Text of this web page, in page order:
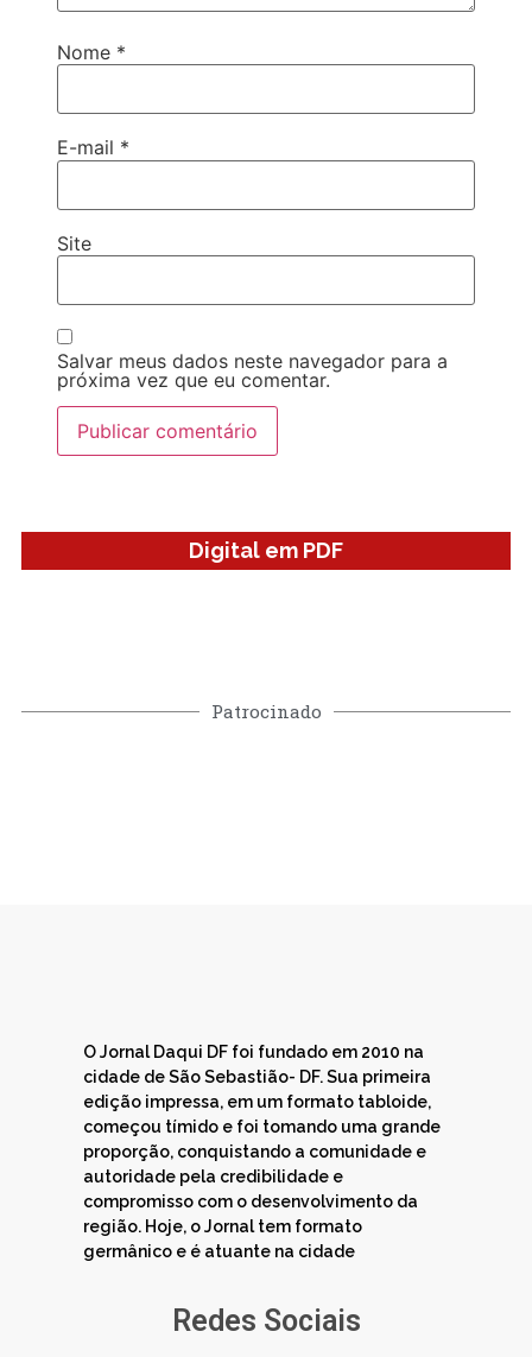
Nome *
E-mail *
Site
Salvar meus dados neste navegador para a
próxima vez que eu comentar.
Digital em PDF
Patrocinado
O Jornal Daqui DF foi fundado em 2010 na
cidade de São Sebastião- DF. Sua primeira
edição impressa, em um formato tabloide,
começou tímido e foi tomando uma grande
proporção, conquistando a comunidade e
autoridade pela credibilidade e
compromisso com o desenvolvimento da
região. Hoje, o Jornal tem formato
germânico e é atuante na cidade
Redes Sociais